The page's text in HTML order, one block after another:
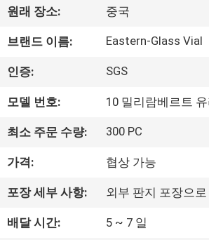
품
우
리
하
여
원래 장소: 중국
브랜드 이름: Eastern-Glass Vial
인증: SGS
모델 번호: 10 밀리람베르트
최소 주문 수량: 300 PC
가격: 협상 가능
포장 세부 사항: 외부 판지 포장으
배달 시간: 5 ~ 7 일